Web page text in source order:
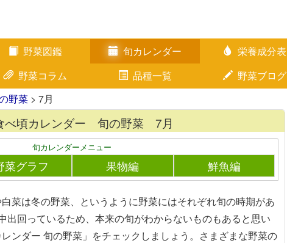
野菜図鑑 旬カレンダー 栄養成分表
野菜コラム 品種一覧 野菜ブログ
野菜 > 7月
べ頃カレンダー 旬の野菜 7月
旬カレンダーメニュー
菜グラフ 果物編 鮮魚編
菜は冬の野菜、というように野菜にはそれぞれ旬の時期があ
出回っているため、本来の旬がわからないものもあると思い
ンダー 旬の野菜」をチェックしましょう。さまざまな野菜の